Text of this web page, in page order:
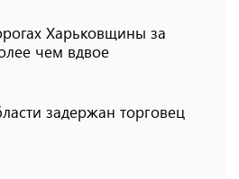
Харьковщины за
чем вдвое
задержан торговец